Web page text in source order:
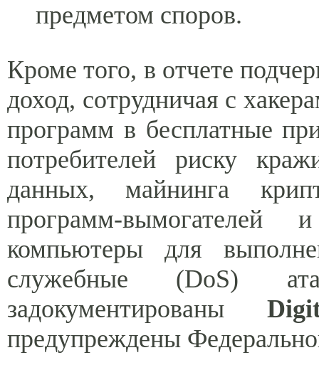
предметом споров.
Кроме того, в отчете
доход, сотрудничая с
программ в бесплатные
потребителей риску
данных, майнинга
программ-вымогателей
компьютеры для
служебные (DoS)
задокументированы
предупреждены